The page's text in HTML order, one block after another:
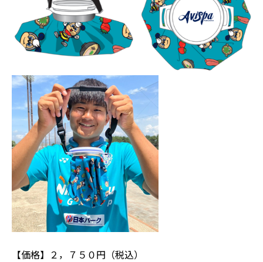
【価格】２，７５０円（税込）